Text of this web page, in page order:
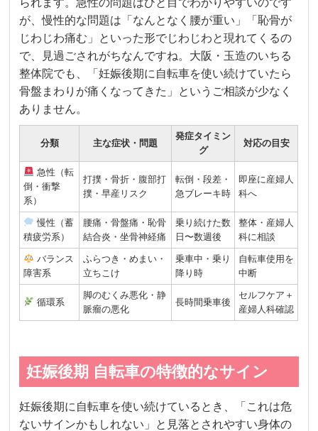
が、慢性的な問題は「なんとなく腰が重い」「恥骨が
じわじわ痛む」といった形でじわじわと現れてくるの
で、見過ごされがちなんですね。大阪・玉造のいちる
整体院でも、「妊娠後期に自転車を使い続けていたら
骨盤まわりが痛くなってきた」というご相談が少なく
ありません。
分類 主な症状・問題
発症タイミン
グ
対応の目安
急性（転
倒・衝撃
系）
打撲・骨折・腹部打
撲・早産リスク
転倒・段差・
急ブレーキ時
即座に産婦人
科へ
慢性（蓄
積疲労系）
腰痛・骨盤痛・恥骨
結合炎・坐骨神経痛
乗り続けた数
日〜数週後
整体・産婦人
科に相談
バランス
障害系
ふらつき・めまい・
立ちこけ
乗車中・乗り
降り時
自転車使用を
中断
循環系
脚のむくみ悪化・静
脈瘤の悪化
長時間乗車後
セルフケア＋
産婦人科確認
妊娠後期 自転車の特徴的なサイン
妊娠後期に自転車を使い続けているとき、「これは危
ないサインかもしれない」と見落とされやすい身体の